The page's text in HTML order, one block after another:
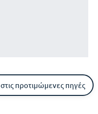
στις προτιμώμενες πηγές